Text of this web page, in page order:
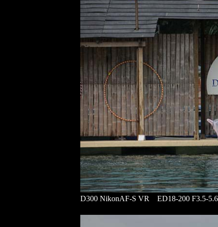
D300 NikonAF-S VR ED18-200 F3.5-